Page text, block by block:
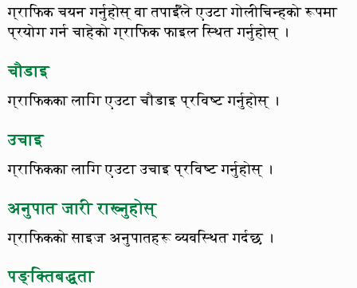
ग्राफिक चयन गर्नुहोस् वा तपाईँले एउटा गोलीचिन्हको रूपमा
प्रयोग गर्न चाहेको ग्राफिक फाइल स्थित गर्नुहोस् ।
चौडाइ
ग्राफिकका लागि एउटा चौडाइ प्रविष्ट गर्नुहोस् ।
उचाइ
ग्राफिकका लागि एउटा उचाइ प्रविष्ट गर्नुहोस् ।
अनुपात जारी राख्नुहोस्
ग्राफिकको साइज अनुपातहरू व्यवस्थित गर्दछ ।
पङ्क्तिबद्धता